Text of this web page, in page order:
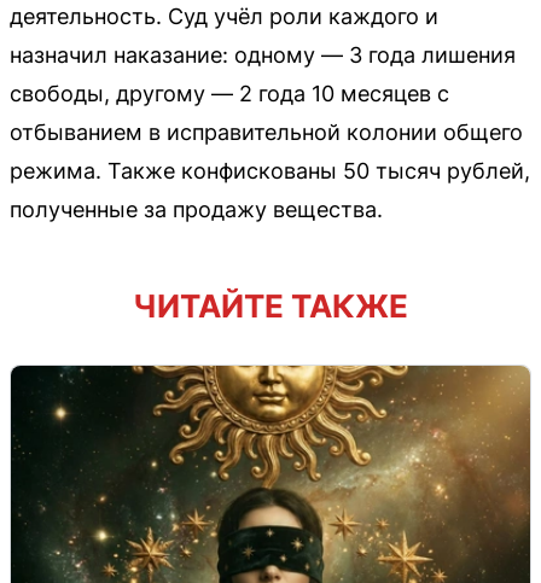
деятельность. Суд учёл роли каждого и
назначил наказание: одному — 3 года лишения
свободы, другому — 2 года 10 месяцев с
отбыванием в исправительной колонии общего
режима. Также конфискованы 50 тысяч рублей,
полученные за продажу вещества.
ЧИТАЙТЕ ТАКЖЕ